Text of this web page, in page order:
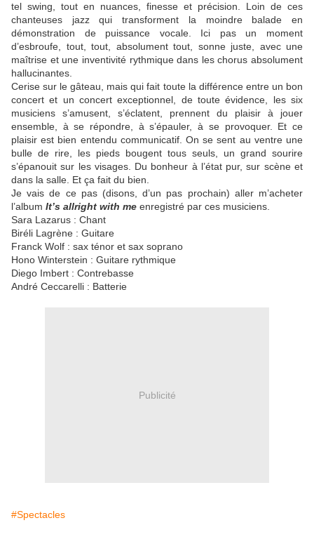
tel swing, tout en nuances, finesse et précision. Loin de ces
chanteuses jazz qui transforment la moindre balade en
démonstration de puissance vocale. Ici pas un moment
d’esbroufe, tout, tout, absolument tout, sonne juste, avec une
maîtrise et une inventivité rythmique dans les chorus absolument
hallucinantes.
Cerise sur le gâteau, mais qui fait toute la différence entre un bon
concert et un concert exceptionnel, de toute évidence, les six
musiciens s’amusent, s’éclatent, prennent du plaisir à jouer
ensemble, à se répondre, à s’épauler, à se provoquer. Et ce
plaisir est bien entendu communicatif. On se sent au ventre une
bulle de rire, les pieds bougent tous seuls, un grand sourire
s’épanouit sur les visages. Du bonheur à l’état pur, sur scène et
dans la salle. Et ça fait du bien.
Je vais de ce pas (disons, d’un pas prochain) aller m’acheter
l’album It’s allright with me enregistré par ces musiciens.
Sara Lazarus : Chant
Biréli Lagrène : Guitare
Franck Wolf : sax ténor et sax soprano
Hono Winterstein : Guitare rythmique
Diego Imbert : Contrebasse
André Ceccarelli : Batterie
Publicité
#Spectacles